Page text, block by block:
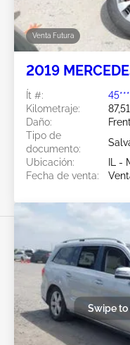
Venta Futura
2019
Ít #:
Kilometraje:
Daño:
Tipo de
documento:
Ubicación:
IL -
Fecha de venta:
Swipe to